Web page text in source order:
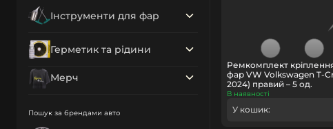
Інструменти для фар
Герметик та рідини
Мерч
Пошук за брендами авто
Ремкомплект
фар VW Volkswagen T-
2024) правий – 5 од.
В наявності
У кошик: